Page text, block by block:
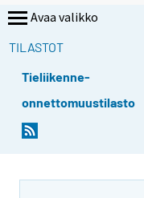
Avaa valikko
TILASTOT
Tieliikenne-
onnettomuustilasto